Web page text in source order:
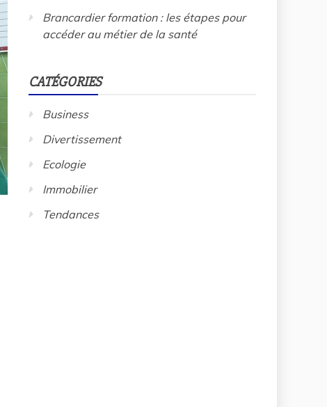
Brancardier formation : les étapes pour
accéder au métier de la santé
CATÉGORIES
Business
Divertissement
Ecologie
Immobilier
Tendances